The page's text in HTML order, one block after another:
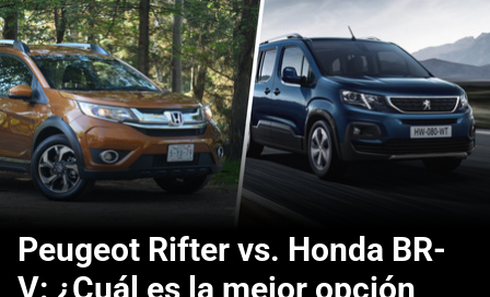
Peugeot Rifter vs. Honda BR-
V: ¿Cuál es la mejor opción